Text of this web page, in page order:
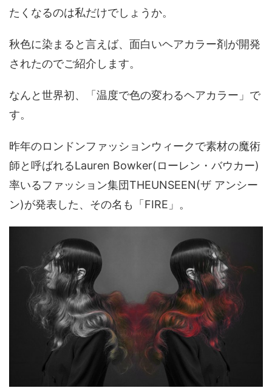
たくなるのは私だけでしょうか。
秋色に染まると言えば、面白いヘアカラー剤が開発
されたのでご紹介します。
なんと世界初、「温度で色の変わるヘアカラー」で
す。
昨年のロンドンファッションウィークで素材の魔術
師と呼ばれるLauren Bowker(ローレン・バウカー)
率いるファッション集団THEUNSEEN(ザ アンシー
ン)が発表した、その名も「FIRE」。